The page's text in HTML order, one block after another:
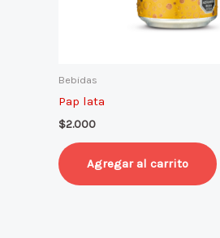
Bebidas
Pap lata
$2.000
Agregar al carrito